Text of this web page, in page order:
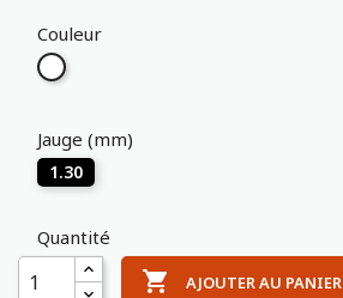
Couleur
Blanc
Jauge (mm)
1.30
Quantité
 AJOUTER AU PANIER